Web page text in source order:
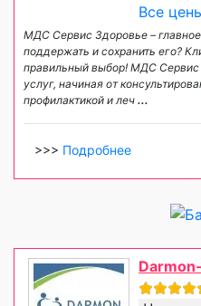
Все
МДС Сервис Здоровье – главное
поддержать и сохранить его?
правильный выбор! МДС Сервис
услуг, начиная от
профилактикой и леч ...
>>> Подробнее